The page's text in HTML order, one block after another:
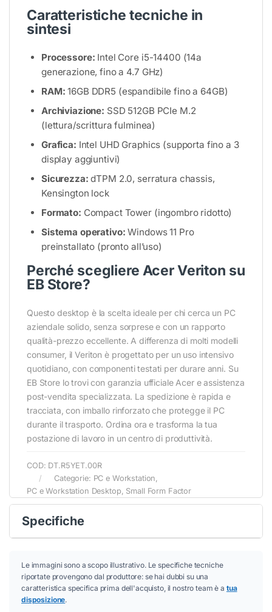
Caratteristiche tecniche in
sintesi
Processore: Intel Core i5-14400 (14a
generazione, fino a 4.7 GHz)
RAM: 16GB DDR5 (espandibile fino a 64GB)
Archiviazione: SSD 512GB PCIe M.2
(lettura/scrittura fulminea)
Grafica: Intel UHD Graphics (supporta fino a 3
display aggiuntivi)
Sicurezza: dTPM 2.0, serratura chassis,
Kensington lock
Formato: Compact Tower (ingombro ridotto)
Sistema operativo: Windows 11 Pro
preinstallato (pronto all’uso)
Perché scegliere Acer Veriton su
EB Store?
Questo desktop è la scelta ideale per chi cerca un PC
aziendale solido, senza sorprese e con un rapporto
qualità-prezzo eccellente. A differenza di molti modelli
consumer, il Veriton è progettato per un uso intensivo
quotidiano, con componenti testati per durare anni. Su
EB Store lo trovi con garanzia ufficiale Acer e assistenza
post-vendita specializzata. La spedizione è rapida e
tracciata, con imballo rinforzato che protegge il PC
durante il trasporto. Ordina ora e trasforma la tua
postazione di lavoro in un centro di produttività.
COD: DT.R5YET.00R
Categorie: PC e Workstation
PC e Workstation Desktop Small Form Factor
Specifiche
Le immagini sono a scopo illustrativo. Le specifiche tecniche
riportate provengono dal produttore: se hai dubbi su una
caratteristica specifica prima dell'acquisto, il nostro team è a tua
disposizione.